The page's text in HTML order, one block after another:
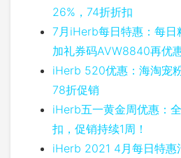
26%，74折折扣
7月iHerb每日特惠：每日
加礼券码AVW8840再优
iHerb 520优惠：海淘宠
78折促销
iHerb五一黄金周优惠：
扣，促销持续1周！
iHerb 2021 4月每日特惠